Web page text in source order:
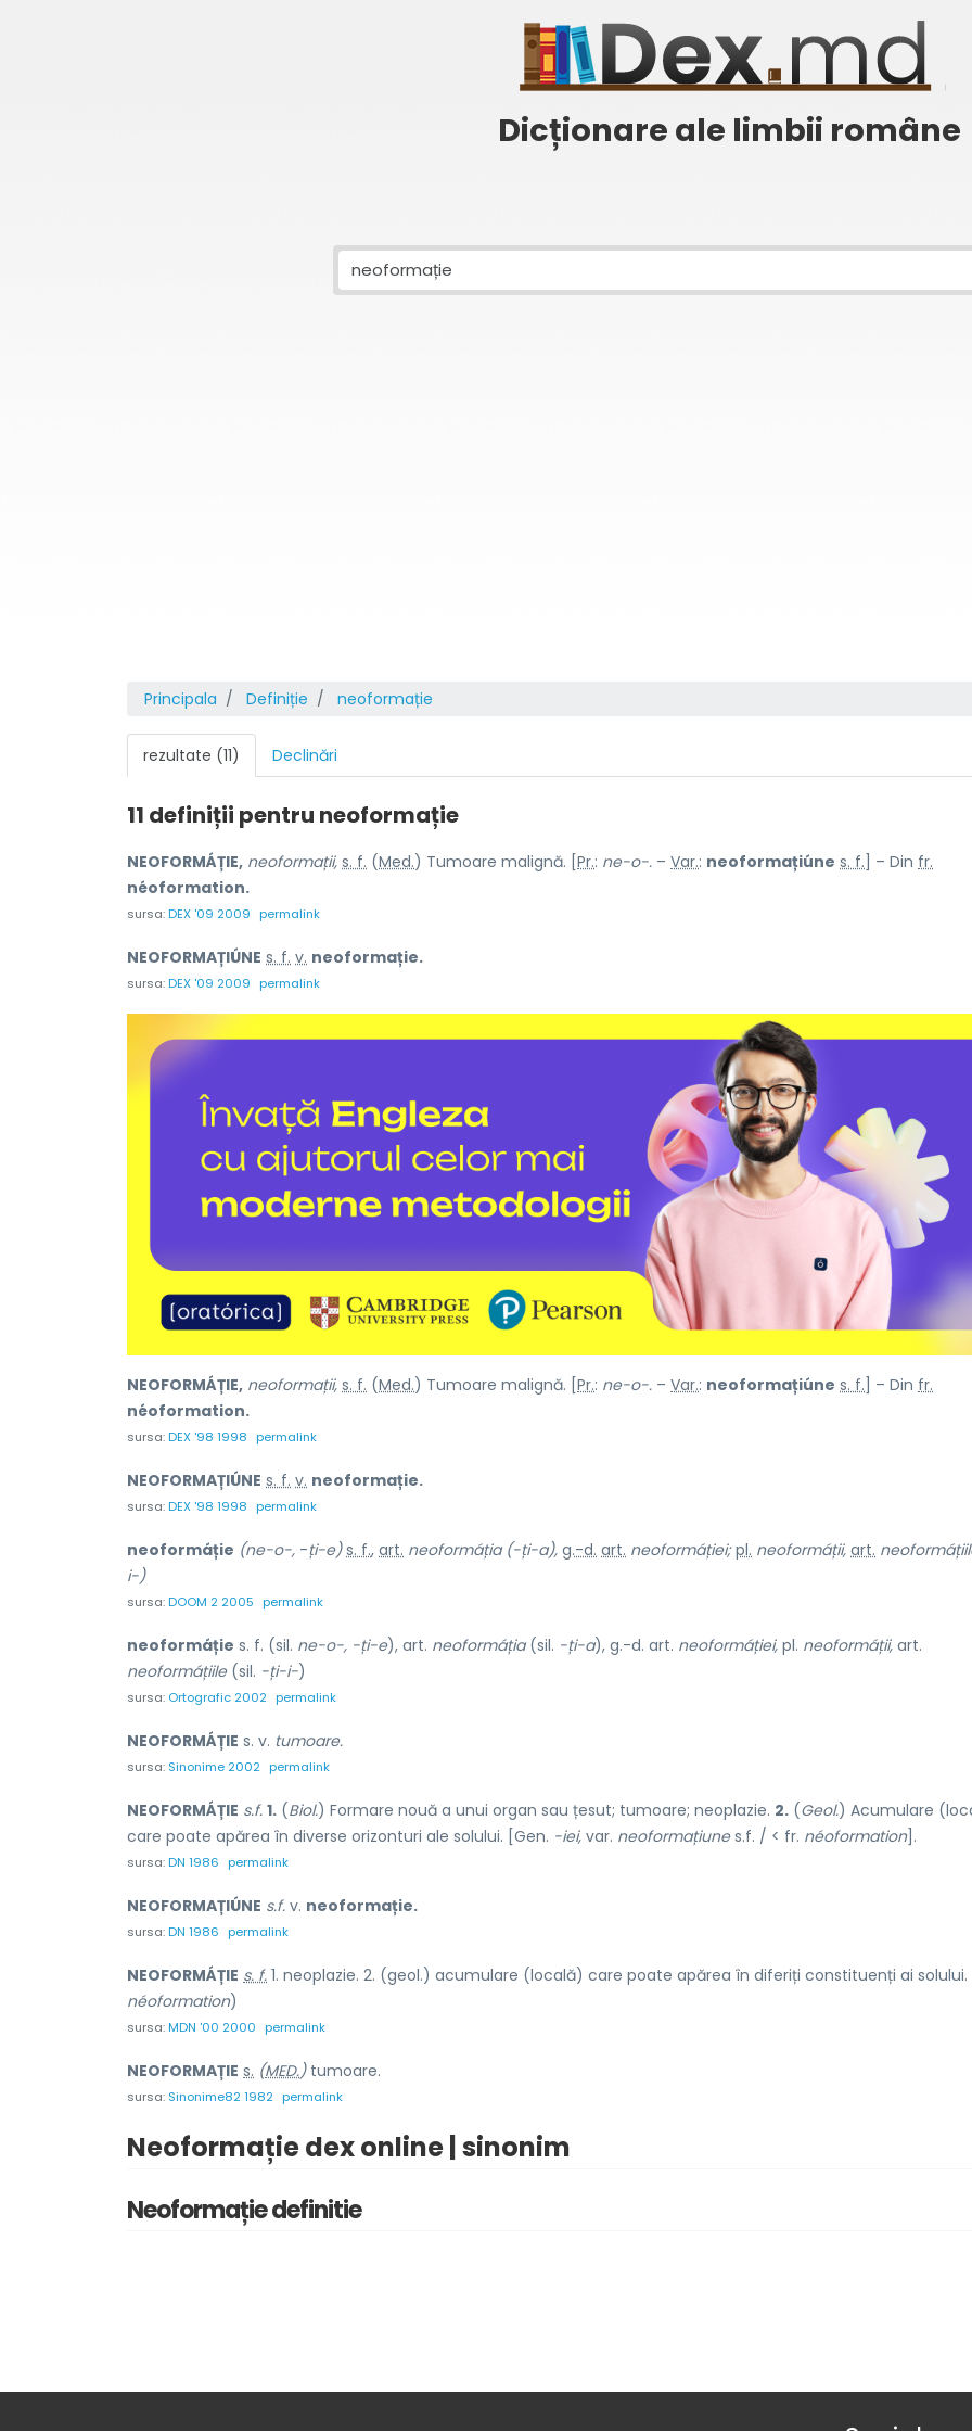
Dicționare ale limbii române
Principala Definiție neoformație
rezultate (11) Declinări
11 definiții pentru neoformație
NEOFORMÁȚIE, neoformații, s. f. (Med.) Tumoare malignă. [ Pr.: ne-o-. – Var.: neoformațiúne s. f. ] – Din fr.
néoformation.
sursa:DEX '09 2009 permalink
NEOFORMAȚIÚNE s. f. v. neoformație.
sursa:DEX '09 2009 permalink
NEOFORMÁȚIE, neoformații, s. f. (Med.) Tumoare malignă. [Pr.: ne-o-. – Var.: neoformațiúne s. f.] – Din fr.
néoformation.
sursa:DEX '98 1998 permalink
NEOFORMAȚIÚNE s. f. v. neoformație.
sursa:DEX '98 1998 permalink
neoformáție (ne-o-, -ți-e) s. f., art. neoformáția (-ți-a), g.-d. art. neoformáției; pl. neoformáții, art.
i-)
sursa:DOOM 2 2005 permalink
neoformáție s. f. (sil. ne-o-, -ți-e), art. neoformáția(sil. -ți-a), g.-d. art. neoformáției, pl. neoformáții, art.
neoformáțiile(sil. -ți-i-)
sursa: Ortografic 2002 permalink
NEOFORMÁȚIE s. v. tumoare.
sursa: Sinonime 2002 permalink
NEOFORMÁȚIE s.f. 1. (Biol.) Formare nouă a unui organ sau țesut; tumoare; neoplazie. 2. (Geol.) Acumulare
care poate apărea în diverse orizonturi ale solului. [Gen. -iei, var. neoformațiunes.f. / < fr. néoformation].
sursa:DN 1986 permalink
NEOFORMAȚIÚNE s.f. v. neoformație.
sursa:DN 1986 permalink
NEOFORMÁȚIE s. f. 1. neoplazie. 2. (geol.) acumulare (locală) care poate apărea în diferiți constituenți ai solului.
néoformation)
sursa:MDN '00 2000 permalink
NEOFORMAȚIE s. (MED.)tumoare.
sursa: Sinonime82 1982 permalink
Neoformație dex online | sinonim
Neoformație definitie